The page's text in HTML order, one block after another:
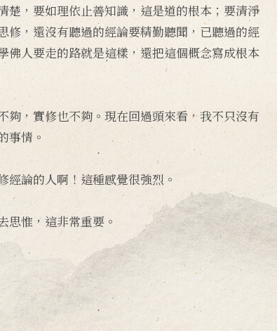
楚，要如理依止善知識，這是道的根本；要清淨
修，還沒有聽過的經論要精勤聽聞，已聽過的經
佛人要走的路就是這樣，還把這個概念寫成根本
，實修也不夠。現在回過頭來看，我不只沒有
事情。
論的人啊！這種感覺很強烈。
思惟，這非常重要。